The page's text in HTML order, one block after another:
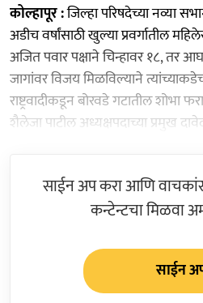
कोल्हापूर :जिल्हा परिषदेच्या नव्या
अडीच वर्षांसाठी खुल्या प्रवर्गातील
अजित पवार पक्षाने चिन्हावर १८, तर
जागांवर विजय मिळविल्याने
राष्ट्रवादीकडून बोरवडे गटातील शोभा
शैलेजा पाटील अध्यक्षपदाच्या प्रमुख
साईन अप करा आणि
कन्टेन्टचा मिळवा
साईन